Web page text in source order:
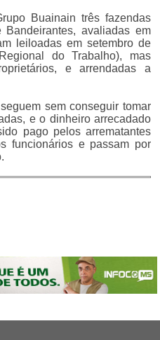
Buainain três fazendas
Bandeirantes, avaliadas em
leiloadas em setembro de
do Trabalho), mas
e arrendadas a
sem conseguir tomar
e o dinheiro arrecadado
pago pelos arrematantes
funcionários e passam por